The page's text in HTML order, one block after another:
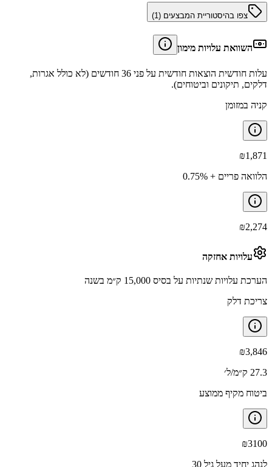
צפו בהיסטוריית המבצעים (1
)
השוואת עלויות מימון
עלות חודשית הוצאות חודשית על פני 36 חודשים (לא כולל אגרות,
דלקים, תיקונים וביטוחים).
קניה במזומן
₪1,871
הלוואה פריים + 0.75%
₪2,274
עלויות אחזקה
הערכת עלויות שנתיות על בסיס 15,000 ק״מ בשנה
צריכת דלק
₪3,846
27.3 ק״מ/ל׳
ביטוח מקיף ממוצע
₪3100
לנהג יחיד מעל גיל 30